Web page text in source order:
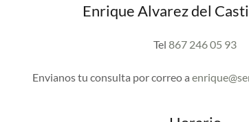
Enrique Alvarez del
Tel867 246 05 93
Envianos tu consulta por correo a